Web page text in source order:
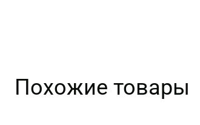
Похожие товары